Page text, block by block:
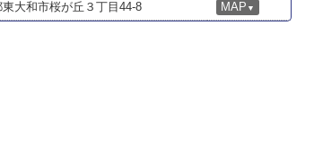
大和市桜が丘３丁目44-8 MAP ▼